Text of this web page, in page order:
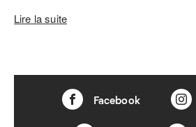
Lire la suite
Facebook